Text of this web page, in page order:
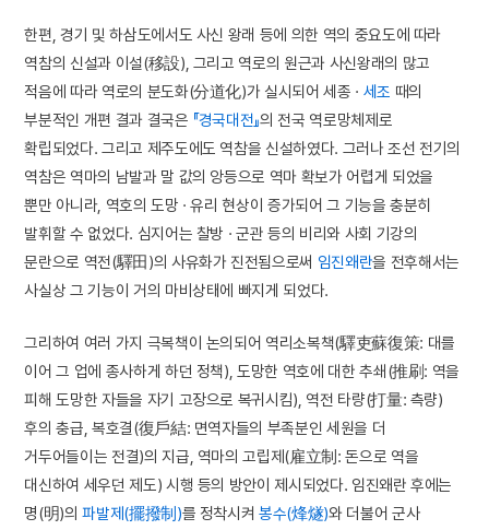
한편, 경기 및 하삼도에서도 사신 왕래 등에 의한 역의 중요도에 따라
역참의 신설과 이설(移設), 그리고 역로의 원근과 사신왕래의 많고
적음에 따라 역로의 분도화(分道化)가 실시되어 세종 · 세조 때의
부분적인 개편 결과 결국은 『경국대전』의 전국 역로망체제로
확립되었다. 그리고 제주도에도 역참을 신설하였다. 그러나 조선 전기의
역참은 역마의 남발과 말 값의 앙등으로 역마 확보가 어렵게 되었을
뿐만 아니라, 역호의 도망 · 유리 현상이 증가되어 그 기능을 충분히
발휘할 수 없었다. 심지어는 찰방 · 군관 등의 비리와 사회 기강의
문란으로 역전(驛田)의 사유화가 진전됨으로써 임진왜란을 전후해서는
사실상 그 기능이 거의 마비상태에 빠지게 되었다.
그리하여 여러 가지 극복책이 논의되어 역리소복책(驛吏蘇復策: 대를
이어 그 업에 종사하게 하던 정책), 도망한 역호에 대한 추쇄(推刷: 역을
피해 도망한 자들을 자기 고장으로 복귀시킴), 역전 타량(打量: 측량)
후의 충급, 복호결(復戶結: 면역자들의 부족분인 세원을 더
거두어들이는 전결)의 지급, 역마의 고립제(雇立制: 돈으로 역을
대신하여 세우던 제도) 시행 등의 방안이 제시되었다. 임진왜란 후에는
명(明)의파발제(擺撥制)를 정착시켜봉수(烽燧)와 더불어 군사